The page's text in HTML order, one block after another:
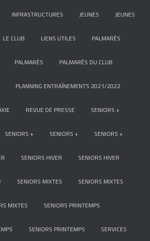
INFRASTRUCTURES JEUNES JEUNES
LE CLUB LIENS UTILES PALMARÈS
PALMARÈS PALMARÈS DU CLUB
PLANNING ENTRAÎNEMENTS 2021/2022
REVUE DE PRESSE SENIORS +
SENIORS + SENIORS + SENIORS +
SENIORS HIVER SENIORS HIVER
SENIORS MIXTES SENIORS MIXTES
MIXTES SENIORS PRINTEMPS
SENIORS PRINTEMPS SERVICES